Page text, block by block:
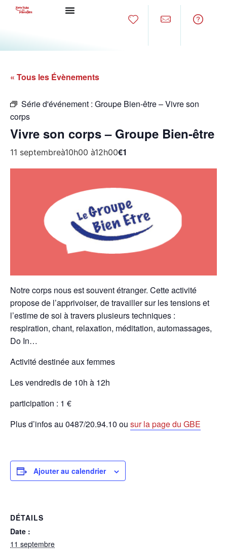
« Tous les Évènements
Série d'événement : Groupe Bien-être – Vivre son
corps
Vivre son corps – Groupe Bien-être
11 septembreà10h00 à12h00€1
Notre corps nous est souvent étranger. Cette activité
propose de l’apprivoiser, de travailler sur les tensions et
l’estime de soi à travers plusieurs techniques :
respiration, chant, relaxation, méditation, automassages,
Do In…
Activité destinée aux femmes
Les vendredis de 10h à 12h
participation : 1 €
Plus d’infos au 0487/20.94.10 ou sur la page du GBE
Ajouter au calendrier
DÉTAILS
Date :
11 septembre